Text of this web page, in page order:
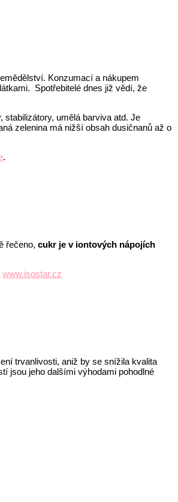
Konzumací a nákupem
Spotřebitelé dnes již vědí, že
umělá barviva atd. Je
zelenina má nižší obsah dusičnanů až o
.
řečeno, cukr je v iontových nápojích
www.isostar.cz
trvanlivosti, aniž by se snížila kvalita
jsou jeho dalšími výhodami pohodlné